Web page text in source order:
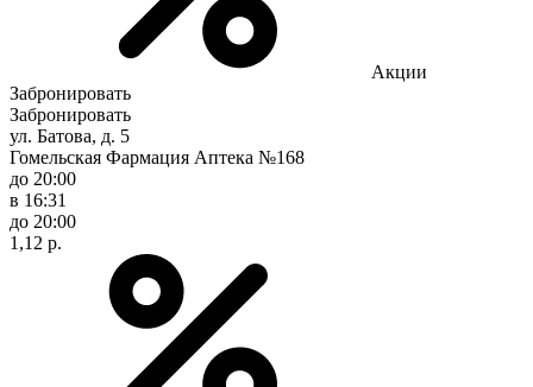
Акции
Забронировать
Забронировать
ул. Батова, д. 5
Гомельская Фармация Аптека №168
до 20:00
в 16:31
до 20:00
1,12 р.